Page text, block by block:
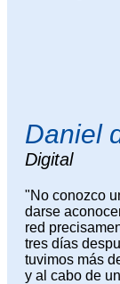
Daniel
Digital
"No conozco
darse
red
tres días
tuvimos más
y al cabo de